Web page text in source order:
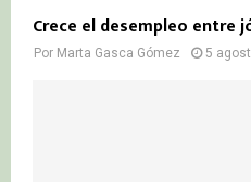
Crece el desempleo entre
Por Marta Gasca Gómez 5